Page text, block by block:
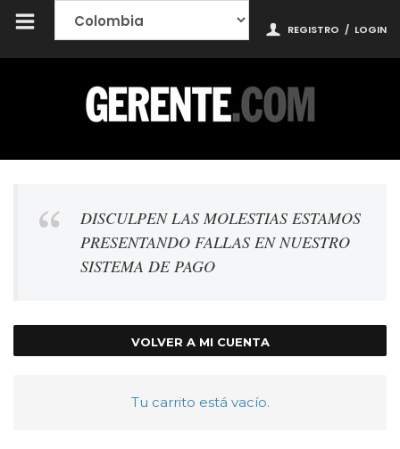
REGISTRO / LOGIN
DISCULPEN LAS MOLESTIAS ESTAMOS
PRESENTANDO FALLAS EN NUESTRO
SISTEMA DE PAGO
Tu carrito está vacío.